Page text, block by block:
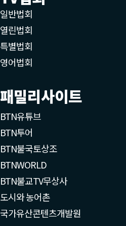
일반법회
열린법회
특별법회
영어법회
패밀리사이트
BTN유튜브
BTN투어
BTN불국토상조
BTNWORLD
BTN불교TV무상사
도시와 농어촌
국가유산콘텐츠개발원